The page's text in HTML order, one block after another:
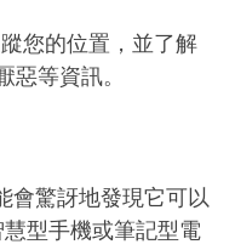
您的位置，並了解
惡等資訊。
會驚訝地發現它可以
型手機或筆記型電